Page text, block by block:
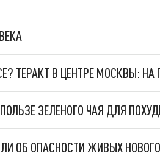
ТЕРАКТ В ЦЕНТРЕ МОСКВЫ:
ЗЕЛЕНОГО ЧАЯ ДЛЯ
ОБ ОПАСНОСТИ ЖИВЫХ